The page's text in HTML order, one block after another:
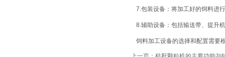
7.包装设备：将加工好的饲料进
8.辅助设备：包括输送带、提升
饲料加工设备的选择和配置需要